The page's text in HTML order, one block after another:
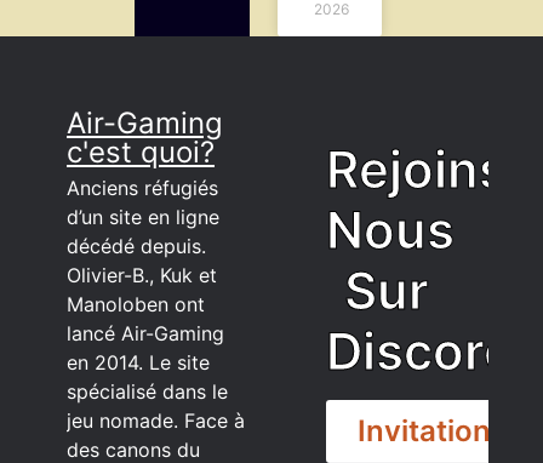
2026
Air-Gaming
c'est quoi?
Anciens réfugiés
d’un site en ligne
décédé depuis.
Olivier-B., Kuk et
Manoloben ont
lancé Air-Gaming
en 2014. Le site
spécialisé dans le
jeu nomade. Face à
des canons du
Rejoins
Nous
Sur
Discord
Invitation